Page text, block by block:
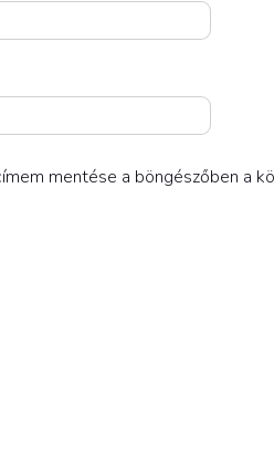
mentése a böngészőben a